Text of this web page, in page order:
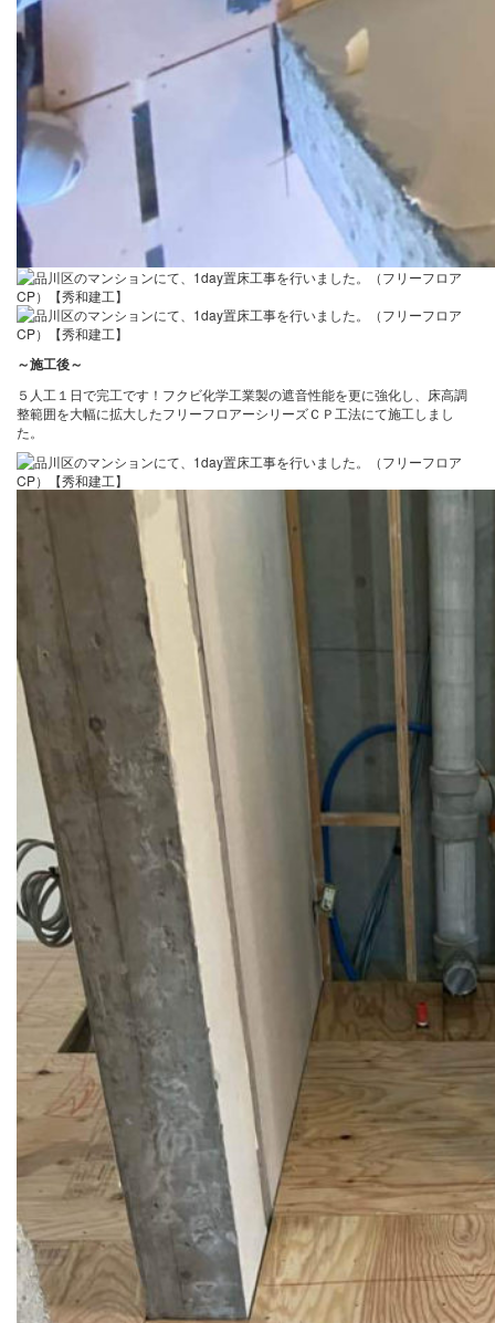
～施工後～
５人工１日で完工です！フクビ化学工業製の遮音性能を更に強化し、床高調
整範囲を大幅に拡大したフリーフロアーシリーズＣＰ工法にて施工しまし
た。